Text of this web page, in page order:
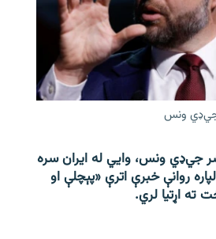
جي‌ډي ونس
جي‌ډي ونس، وايي له ایران سره
روانې خبرې اترې «پېچلې او
ته اړتیا لري.